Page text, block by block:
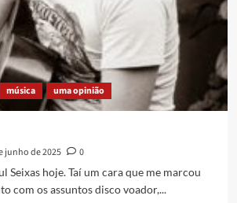
música uma opinião
junho de 2025
0
Seixas hoje. Taí um cara que me marcou
com os assuntos disco voador,...